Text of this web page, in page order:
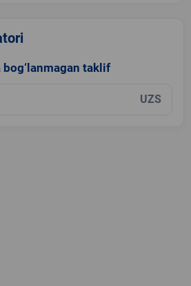
taklif
UZS